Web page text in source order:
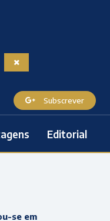
Subscrever
Editorial
se em